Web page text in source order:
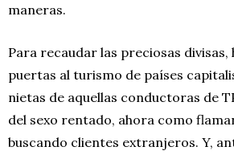
maneras.
Para recaudar las preciosas divisas,
puertas al turismo de países
nietas de aquellas conductoras de
del sexo rentado, ahora como
buscando clientes extranjeros. Y,